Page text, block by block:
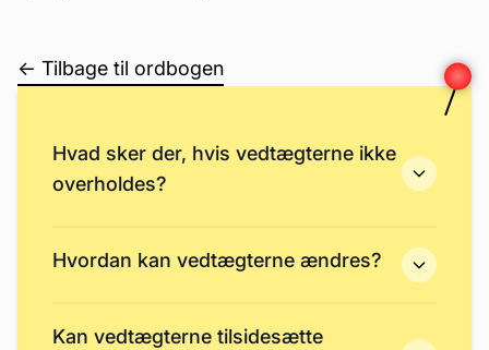
← Tilbage til ordbogen
Hvad sker der, hvis vedtægterne ikke
overholdes?
Hvordan kan vedtægterne ændres?
Kan vedtægterne tilsidesætte